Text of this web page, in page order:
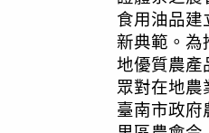
食用油品建
新典範。為
地優質農產
眾對在地農
臺南市政府